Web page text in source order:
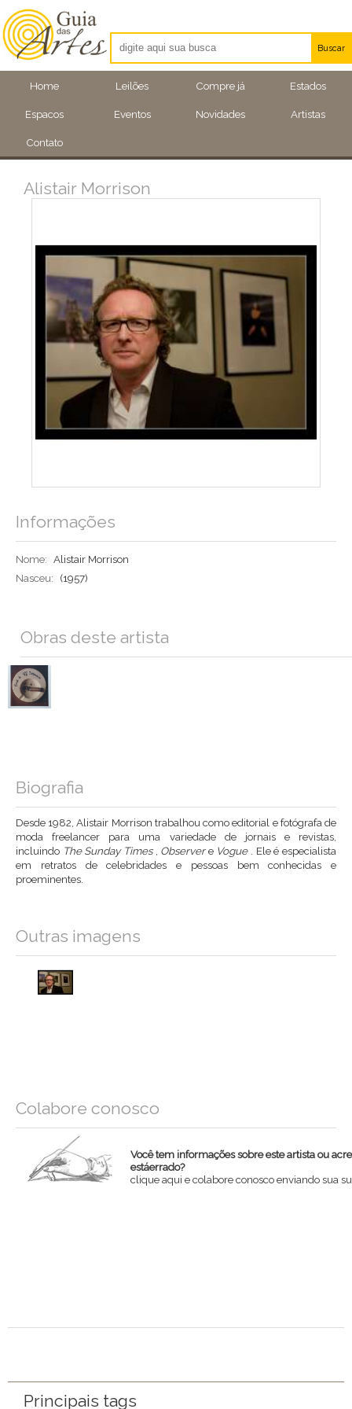
Home Leilões Compre já Estados
Espacos Eventos Novidades Artistas
Contato
Buscar
Artistas
Eventos
Alistair Morrison
Informações
Nome: Alistair Morrison
Nasceu:
(1957)
Obras deste artista
Biografia
Desde 1982, Alistair Morrison trabalhou como editorial e fotógrafa de
moda freelancer para uma variedade de jornais e revistas,
incluindo The Sunday Times, Observere Vogue. Ele é especialista
em retratos de celebridades e pessoas bem conhecidas e
proeminentes.
Outras imagens
Colabore conosco
Você tem informações sobre este artista ou
estáerrado?
clique aqui e colabore conosco enviando sua
Principais tags